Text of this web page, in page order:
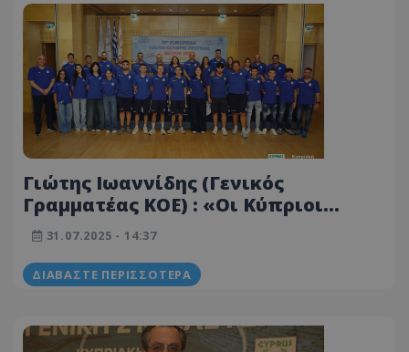
Γιώτης Ιωαννίδης (Γενικός
Γραμματέας ΚΟΕ) : «Οι Κύπριοι
αθλητές εκπροσώπησαν τη χώρα
μας με εξαιρετικό ήθος, πειθαρχία
και αγωνιστικό πνεύμα»
31.07.2025 - 14:37
ΔΙΑΒΆΣΤΕ ΠΕΡΙΣΣΌΤΕΡΑ